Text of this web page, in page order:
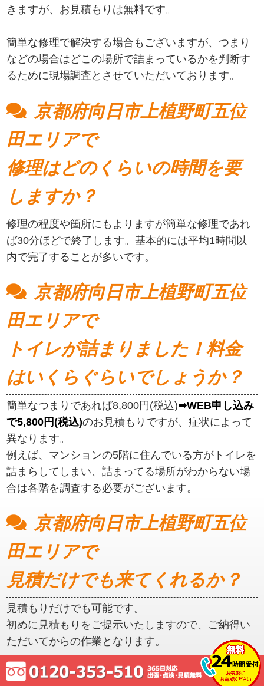
きますが、お見積もりは無料です。
簡単な修理で解決する場合もございますが、つまり
などの場合はどこの場所で詰まっているかを判断す
るために現場調査とさせていただいております。
京都府向日市上植野町五位
田エリアで
修理はどのくらいの時間を要
しますか？
修理の程度や箇所にもよりますが簡単な修理であれ
ば30分ほどで終了します。基本的には平均1時間以
内で完了することが多いです。
京都府向日市上植野町五位
田エリアで
トイレが詰まりました！料金
はいくらぐらいでしょうか？
簡単なつまりであれば8,800円(税込)➡WEB申し込み
で5,800円(税込)のお見積もりですが、症状によって
異なります。
例えば、マンションの5階に住んでいる方がトイレを
詰まらしてしまい、詰まってる場所がわからない場
合は各階を調査する必要がございます。
京都府向日市上植野町五位
田エリアで
見積だけでも来てくれるか？
見積もりだけでも可能です。
初めに見積もりをご提示いたしますので、ご納得い
ただいてからの作業となります。
京都府向日市上植野町五位